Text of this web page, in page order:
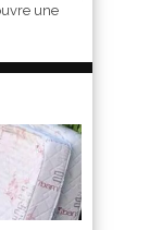
une